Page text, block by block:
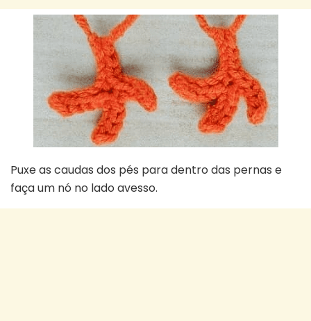
Puxe as caudas dos pés para dentro das pernas e
faça um nó no lado avesso.